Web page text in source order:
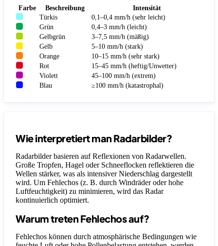
Farbe Beschreibung
Intensität
Türkis
0,1–0,4 mm/h (sehr leicht)
Grün
0,4–3 mm/h (leicht)
Gelbgrün
3–7,5 mm/h (mäßig)
Gelb
5–10 mm/h (stark)
Orange
10–15 mm/h (sehr stark)
Rot
15–45 mm/h (heftig/Unwetter)
Violett
45–100 mm/h (extrem)
Blau
≥100 mm/h (katastrophal)
Wie interpretiert man Radarbilder?
Radarbilder basieren auf Reflexionen von Radarwellen.
Große Tropfen, Hagel oder Schneeflocken reflektieren die
Wellen stärker, was als intensiver Niederschlag dargestellt
wird. Um Fehlechos (z. B. durch Windräder oder hohe
Luftfeuchtigkeit) zu minimieren, wird das Radar
kontinuierlich optimiert.
Warum treten Fehlechos auf?
Fehlechos können durch atmosphärische Bedingungen wie